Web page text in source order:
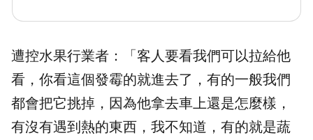
遭控水果行業者：「客人要看我們可以拉給他
看，你看這個發霉的就進去了，有的一般我們
都會把它挑掉，因為他拿去車上還是怎麼樣，
有沒有遇到熱的東西，我不知道，有的就是蔬